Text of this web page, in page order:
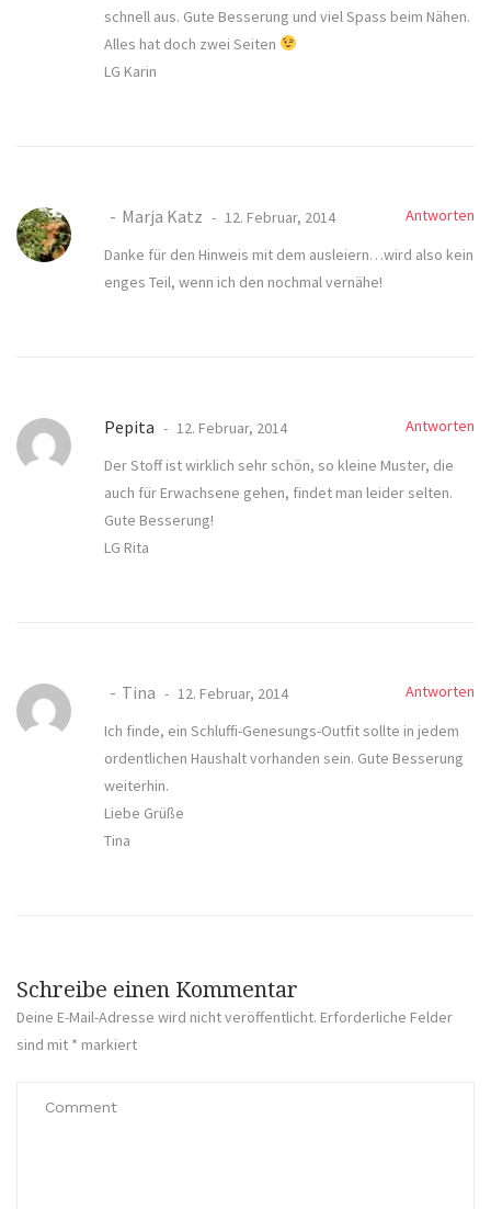
schnell aus. Gute Besserung und viel Spass beim Nähen.
Alles hat doch zwei Seiten
LG Karin
Marja Katz 12. Februar, 2014
Antworten
Danke für den Hinweis mit dem ausleiern…wird also kein
enges Teil, wenn ich den nochmal vernähe!
Pepita 12. Februar, 2014
Antworten
Der Stoff ist wirklich sehr schön, so kleine Muster, die
auch für Erwachsene gehen, findet man leider selten.
Gute Besserung!
LG Rita
Tina 12. Februar, 2014
Antworten
Ich finde, ein Schluffi-Genesungs-Outfit sollte in jedem
ordentlichen Haushalt vorhanden sein. Gute Besserung
weiterhin.
Liebe Grüße
Tina
Schreibe einen Kommentar
Deine E-Mail-Adresse wird nicht veröffentlicht. Erforderliche Felder
sind mit * markiert